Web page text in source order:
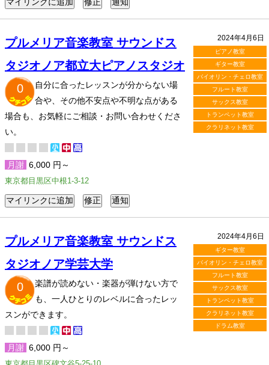
2024年4月6日
ピアノ教室
ギター教室
バイオリン・チェロ教室
フルート教室
サックス教室
トランペット教室
クラリネット教室
プルメリア音楽教室 サウンドス
タジオノア都立大ピアノスタジオ
0
自分に合ったレッスンが分からない場
合や、その他不安点や不明な点がある
場合も、お気軽にご相談・お問い合わせくださ
い。
月謝 6,000 円～
東京都目黒区中根1-3-12
2024年4月6日
ギター教室
バイオリン・チェロ教室
フルート教室
サックス教室
トランペット教室
クラリネット教室
ドラム教室
プルメリア音楽教室 サウンドス
タジオノア学芸大学
0
楽譜が読めない・楽器が弾けない方で
も、一人ひとりのレベルに合ったレッ
スンができます。
月謝 6,000 円～